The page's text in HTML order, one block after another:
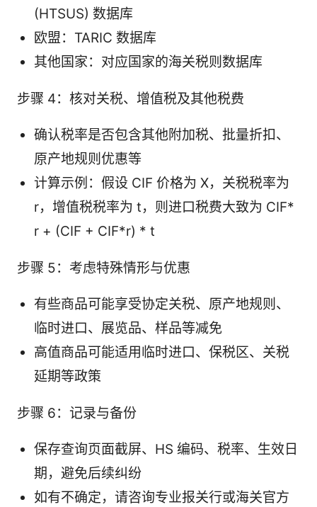
(HTSUS) 数据库
欧盟：TARIC 数据库
其他国家：对应国家的海关税则数据库
步骤 4：核对关税、增值税及其他税费
确认税率是否包含其他附加税、批量折扣、
原产地规则优惠等
计算示例：假设 CIF 价格为 X，关税税率为
r，增值税税率为 t，则进口税费大致为 CIF*
r + (CIF + CIF*r) * t
步骤 5：考虑特殊情形与优惠
有些商品可能享受协定关税、原产地规则、
临时进口、展览品、样品等减免
高值商品可能适用临时进口、保税区、关税
延期等政策
步骤 6：记录与备份
保存查询页面截屏、HS 编码、税率、生效日
期，避免后续纠纷
如有不确定，请咨询专业报关行或海关官方